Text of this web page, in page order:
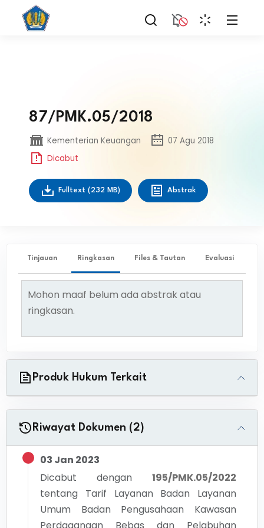
87/PMK.05/2018
Kementerian Keuangan
07 Agu 2018
Dicabut
Fulltext (232 MB) Abstrak
Tinjauan Ringkasan Files & Tautan Evaluasi
Mohon maaf belum ada abstrak atau
ringkasan.
Produk Hukum Terkait
Riwayat Dokumen (2)
03 Jan 2023
Dicabut dengan
195/PMK.05/2022
tentang Tarif Layanan Badan Layanan
Umum Badan Pengusahaan Kawasan